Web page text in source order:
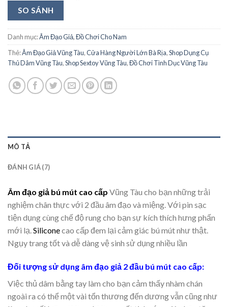
SO SÁNH
Danh mục:Âm Đạo Giả,Đồ Chơi Cho Nam
Thẻ:Âm Đạo Giả Vũng Tàu,Cửa Hàng Người Lớn Bà Rịa,Shop Dụng Cụ
Thủ Dâm Vũng Tàu,Shop Sextoy Vũng Tàu,Đồ Chơi Tình Dục Vũng Tàu
MÔ TẢ
ĐÁNH GIÁ (7)
Âm đạo giả bú mút cao cấp Vũng Tàu cho bạn những trải
nghiệm chân thực với 2 đầu âm đạo và miệng. Với pin sạc
tiện dụng cùng chế độ rung cho bạn sự kích thích hưng phấn
mới lạ.Siliconecao cấp đem lại cảm giác bú mút như thật.
Ngụy trang tốt và dễ dàng vệ sinh sử dụng nhiều lần
Đối tượng sử dụng âm đạo giả 2 đầu bú mút cao cấp:
Việc thủ dâm bằng tay làm cho bạn cảm thấy nhàm chán
ngoài ra có thể một vài tổn thương đến dương vẫn cũng như